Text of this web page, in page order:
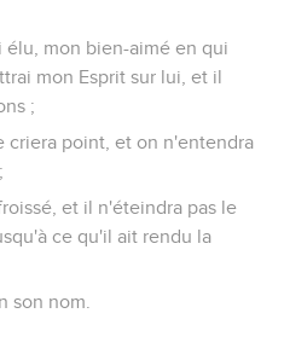
mon bien-aimé en qui
mon Esprit sur lui, et il
;
criera point, et on n'entendra
et il n'éteindra pas le
ce qu'il ait rendu la
son nom.